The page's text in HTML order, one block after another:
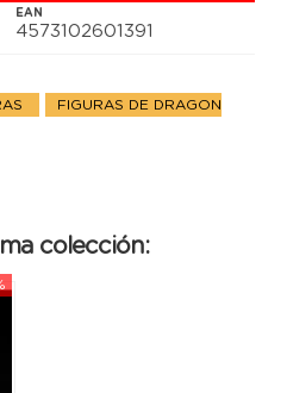
EAN
4573102601391
FIGURAS DE DRAGON
colección: